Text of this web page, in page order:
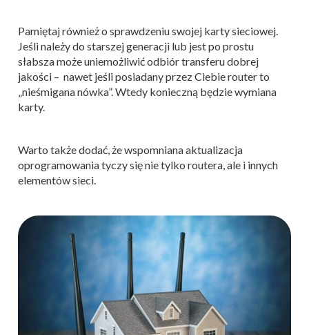
Pamiętaj również o sprawdzeniu swojej karty sieciowej.
Jeśli należy do starszej generacji lub jest po prostu
słabsza może uniemożliwić odbiór transferu dobrej
jakości – nawet jeśli posiadany przez Ciebie router to
„nieśmigana nówka”. Wtedy konieczną będzie wymiana
karty.
Warto także dodać, że wspomniana aktualizacja
oprogramowania tyczy się nie tylko routera, ale i innych
elementów sieci.